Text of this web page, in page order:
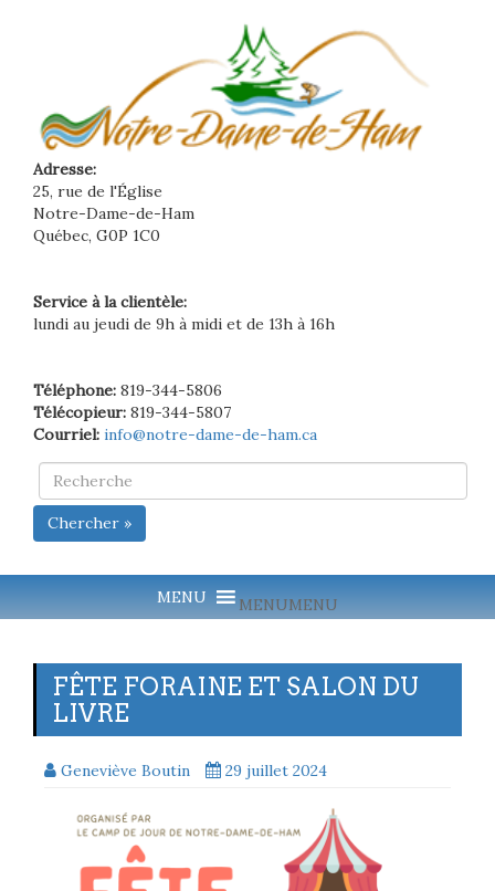
Adresse:
25, rue de l'Église
Notre-Dame-de-Ham
Québec, G0P 1C0
Service à la clientèle:
lundi au jeudi de 9h à midi et de 13h à 16h
Téléphone: 819-344-5806
Télécopieur: 819-344-5807
Courriel: info@notre-dame-de-ham.ca
Chercher »
MENUMENU
FÊTE FORAINE ET SALON DU
LIVRE
Geneviève Boutin 29 juillet 2024